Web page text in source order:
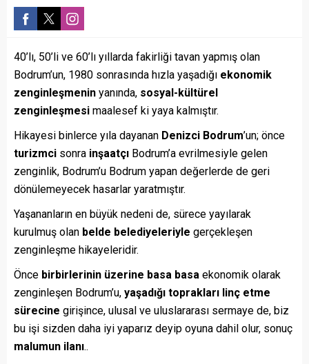
40’lı, 50’li ve 60’lı yıllarda fakirliği tavan yapmış olan
Bodrum’un, 1980 sonrasında hızla yaşadığı ekonomik
zenginleşmenin yanında, sosyal-kültürel
zenginleşmesi maalesef ki yaya kalmıştır.
Hikayesi binlerce yıla dayanan Denizci Bodrum’un; önce
turizmci sonra inşaatçı Bodrum’a evrilmesiyle gelen
zenginlik, Bodrum’u Bodrum yapan değerlerde de geri
dönülemeyecek hasarlar yaratmıştır.
Yaşananların en büyük nedeni de, sürece yayılarak
kurulmuş olan belde belediyeleriyle gerçekleşen
zenginleşme hikayeleridir.
Önce birbirlerinin üzerine basa basa ekonomik olarak
zenginleşen Bodrum’u, yaşadığı toprakları linç etme
sürecine girişince, ulusal ve uluslararası sermaye de, biz
bu işi sizden daha iyi yaparız deyip oyuna dahil olur, sonuç
malumun ilanı..